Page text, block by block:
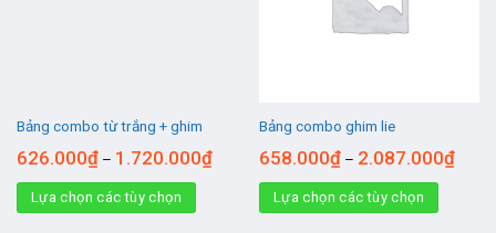
Bảng combo từ trắng + ghim
626.000₫– 1.720.000₫
Lựa chọn các tùy chọn
Bảng combo ghim lie
658.000₫– 2.087.000₫
Lựa chọn các tùy chọn